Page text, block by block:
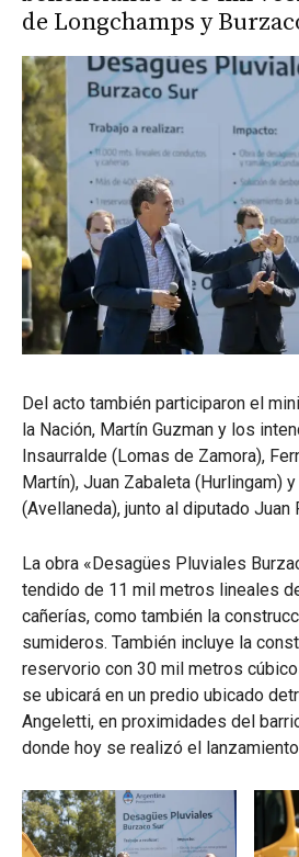
de Longchamps y
Del acto también participaron el
la Nación, Martín Guzman y los
Insaurralde (Lomas de Zamora),
Martín), Juan Zabaleta (Hurlingam)
(Avellaneda), junto al diputado Juan
La obra «Desagües Pluviales
tendido de 11 mil metros lineales
cañerías, como también la
sumideros. También incluye la
reservorio con 30 mil metros
se ubicará en un predio ubicado
Angeletti, en proximidades del
donde hoy se realizó el